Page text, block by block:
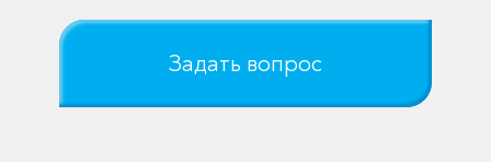
Задать вопрос